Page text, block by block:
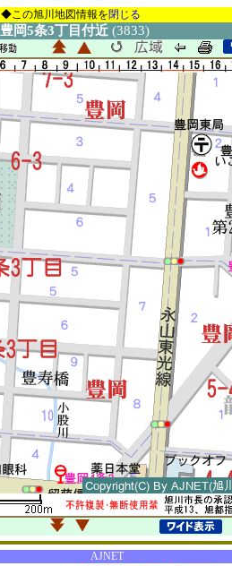
◆この旭川地図情報を閉じる
豊岡5条3丁目付近 (3833)
AJNET